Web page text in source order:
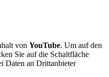
von YouTube. Um auf den
Sie auf die Schaltfläche
Daten an Drittanbieter